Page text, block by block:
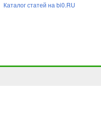
Каталог статей на bi0.RU